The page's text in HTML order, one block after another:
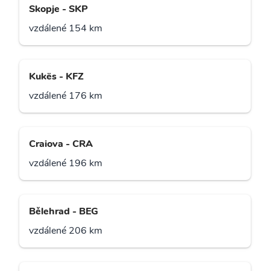
Skopje - SKP
vzdálené 154 km
Kukës - KFZ
vzdálené 176 km
Craiova - CRA
vzdálené 196 km
Bělehrad - BEG
vzdálené 206 km